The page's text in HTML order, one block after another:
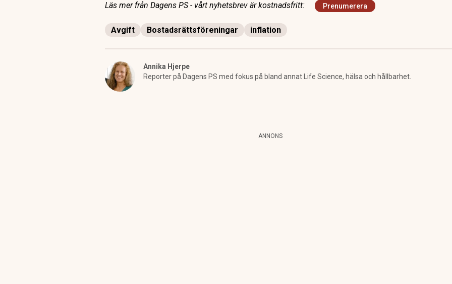
Läs mer från Dagens PS - vårt nyhetsbrev är kostnadsfritt: Prenumerera
Avgift Bostadsrättsföreningar inflation
Annika Hjerpe
Reporter på Dagens PS med fokus på bland annat Life Science, hälsa och hållbarhet.
ANNONS